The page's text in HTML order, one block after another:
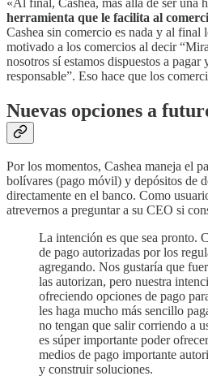
herramienta que le facilita al
Cashea sin comercio es nada y al final
motivado a los comercios al decir
nosotros sí estamos dispuestos a pagar
responsable”. Eso hace que los
Nuevas opciones a
Por los momentos, Cashea maneja el
bolívares (pago móvil) y depósitos de
directamente en el banco. Como
atrevernos a preguntar a su CEO si
La intención es que sea pronto.
de pago autorizadas por los
agregando. Nos gustaría que
las autorizan, pero nuestra
ofreciendo opciones de pago
les haga mucho más sencillo
no tengan que salir corriendo a
es súper importante poder
medios de pago importante
y construir soluciones.